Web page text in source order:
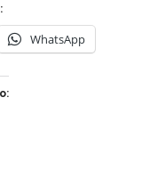
WhatsApp